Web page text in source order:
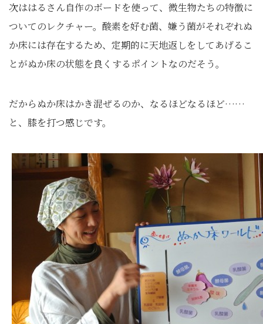
次ははるさん自作のボードを使って、微生物たちの特徴に
ついてのレクチャー。酸素を好む菌、嫌う菌がそれぞれぬ
か床には存在するため、定期的に天地返しをしてあげるこ
とがぬか床の状態を良くするポイントなのだそう。
だからぬか床はかき混ぜるのか、なるほどなるほど……
と、膝を打つ感じです。